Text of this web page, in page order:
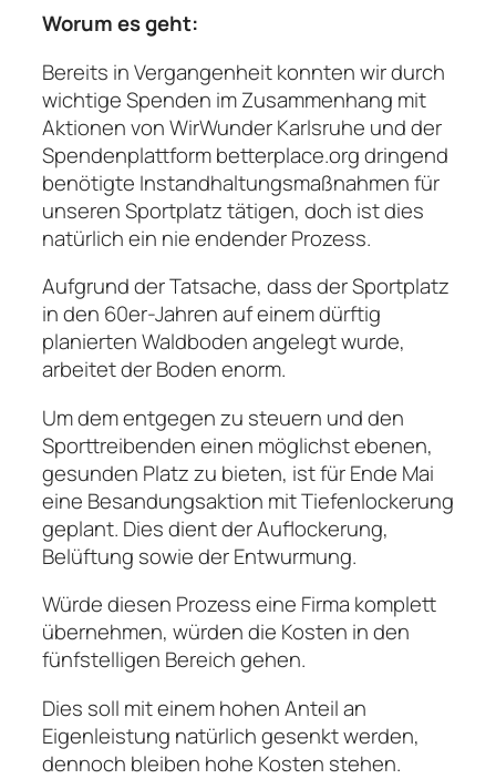
Worum es geht:
Bereits in Vergangenheit konnten wir durch
wichtige Spenden im Zusammenhang mit
Aktionen von WirWunder Karlsruhe und der
Spendenplattform betterplace.org dringend
benötigte Instandhaltungsmaßnahmen für
unseren Sportplatz tätigen, doch ist dies
natürlich ein nie endender Prozess.
Aufgrund der Tatsache, dass der Sportplatz
in den 60er-Jahren auf einem dürftig
planierten Waldboden angelegt wurde,
arbeitet der Boden enorm.
Um dem entgegen zu steuern und den
Sporttreibenden einen möglichst ebenen,
gesunden Platz zu bieten, ist für Ende Mai
eine Besandungsaktion mit Tiefenlockerung
geplant. Dies dient der Auflockerung,
Belüftung sowie der Entwurmung.
Würde diesen Prozess eine Firma komplett
übernehmen, würden die Kosten in den
fünfstelligen Bereich gehen.
Dies soll mit einem hohen Anteil an
Eigenleistung natürlich gesenkt werden,
dennoch bleiben hohe Kosten stehen.